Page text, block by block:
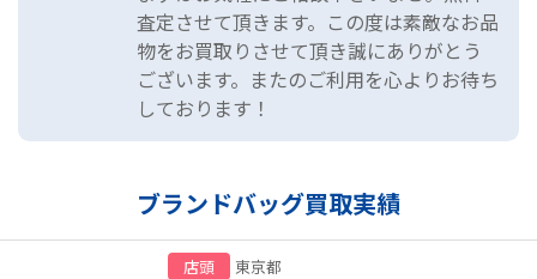
査定させて頂きます。この度は素敵なお品
物をお買取りさせて頂き誠にありがとう
ございます。またのご利用を心よりお待ち
しております！
ブランドバッグ買取実績
店頭 東京都